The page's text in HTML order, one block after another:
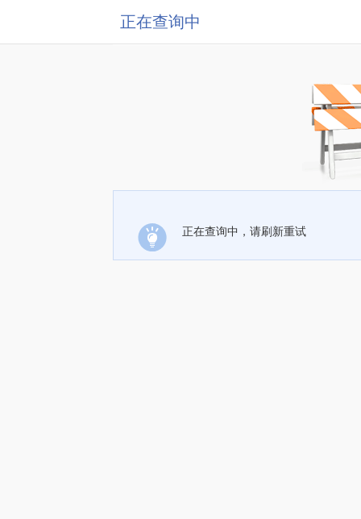
正在查询中
正在查询中，请刷新重试